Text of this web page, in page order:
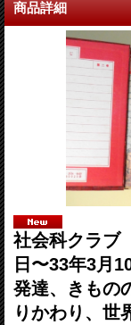
商品詳細
社会科クラブ
日〜33年3月
発達、きもの
りかわり、世